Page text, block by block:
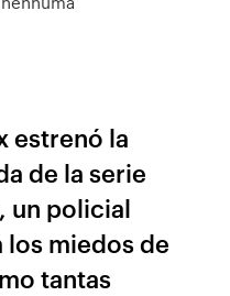
estrenó la
de la serie
un policial
miedos de
tantas